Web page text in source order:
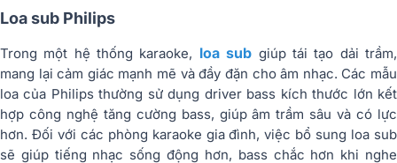
Loa sub Philips
Trong một hệ thống karaoke, loa sub giúp tái tạo dải trầm,
mang lại cảm giác mạnh mẽ và đầy đặn cho âm nhạc. Các mẫu
loa của Philips thường sử dụng driver bass kích thước lớn kết
hợp công nghệ tăng cường bass, giúp âm trầm sâu và có lực
hơn. Đối với các phòng karaoke gia đình, việc bổ sung loa sub
sẽ giúp tiếng nhạc sống động hơn, bass chắc hơn khi nghe